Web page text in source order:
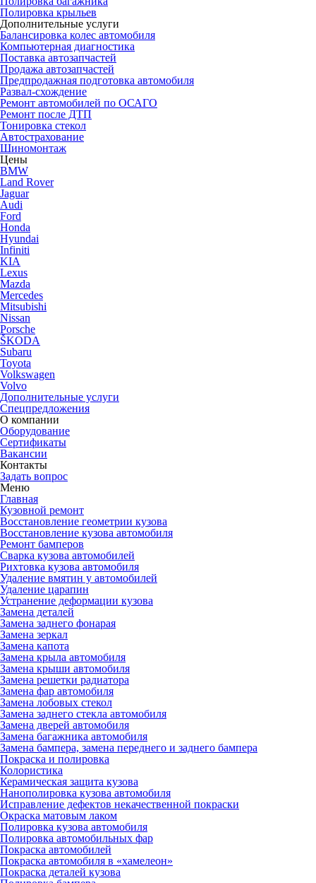
Полировка крыльев
Дополнительные услуги
Балансировка колес автомобиля
Компьютерная диагностика
Поставка автозапчастей
Продажа автозапчастей
Предпродажная подготовка автомобиля
Развал-схождение
Ремонт автомобилей по ОСАГО
Ремонт после ДТП
Тонировка стекол
Автострахование
Шиномонтаж
Цены
BMW
Land Rover
Jaguar
Audi
Ford
Honda
Hyundai
Infiniti
KIA
Lexus
Mazda
Mercedes
Mitsubishi
Nissan
Porsche
ŠKODA
Subaru
Toyota
Volkswagen
Volvo
Дополнительные услуги
Спецпредложения
О компании
Оборудование
Сертификаты
Вакансии
Контакты
Задать вопрос
Меню
Главная
Кузовной ремонт
Восстановление геометрии кузова
Восстановление кузова автомобиля
Ремонт бамперов
Сварка кузова автомобилей
Рихтовка кузова автомобиля
Удаление вмятин у автомобилей
Удаление царапин
Устранение деформации кузова
Замена деталей
Замена заднего фонарая
Замена зеркал
Замена капота
Замена крыла автомобиля
Замена крыши автомобиля
Замена решетки радиатора
Замена фар автомобиля
Замена лобовых стекол
Замена заднего стекла автомобиля
Замена дверей автомобиля
Замена багажника автомобиля
Замена бампера, замена переднего и заднего бампера
Покраска и полировка
Колористика
Керамическая защита кузова
Нанополировка кузова автомобиля
Исправление дефектов некачественной покраски
Окраска матовым лаком
Полировка кузова автомобиля
Полировка автомобильных фар
Покраска автомобилей
Покраска автомобиля в «хамелеон»
Покраска деталей кузова